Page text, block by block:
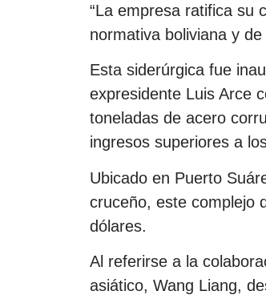
“La empresa ratifica su
normativa boliviana y
Esta siderúrgica fue
expresidente Luis Arce
toneladas de acero
ingresos superiores a
Ubicado en Puerto
cruceño, este complejo
dólares.
Al referirse a la
asiático, Wang Liang,